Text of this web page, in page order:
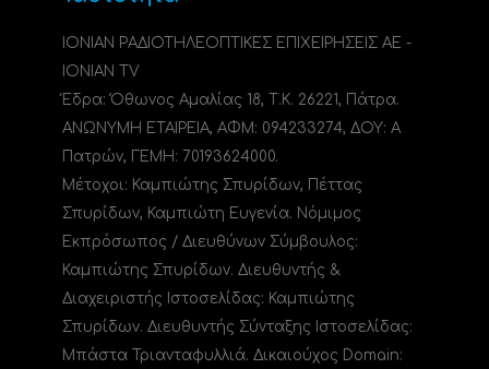
ΙΟΝΙΑΝ ΡΑΔΙΟΤΗΛΕΟΠΤΙΚΕΣ ΕΠΙΧΕΙΡΗΣΕΙΣ ΑΕ -
IONIAN TV
Έδρα: Όθωνος Αμαλίας 18, Τ.Κ. 26221, Πάτρα.
ΑΝΩΝΥΜΗ ΕΤΑΙΡΕΙΑ, ΑΦΜ: 094233274, ΔΟΥ: A
Πατρών, ΓΕΜΗ: 70193624000.
Μέτοχοι: Καμπιώτης Σπυρίδων, Πέττας
Σπυρίδων, Καμπιώτη Ευγενία. Νόμιμος
Εκπρόσωπος / Διευθύνων Σύμβουλος:
Καμπιώτης Σπυρίδων. Διευθυντής &
Διαχειριστής Ιστοσελίδας: Καμπιώτης
Σπυρίδων. Διευθυντής Σύνταξης Ιστοσελίδας:
Μπάστα Τριανταφυλλιά. Δικαιούχος Domain: